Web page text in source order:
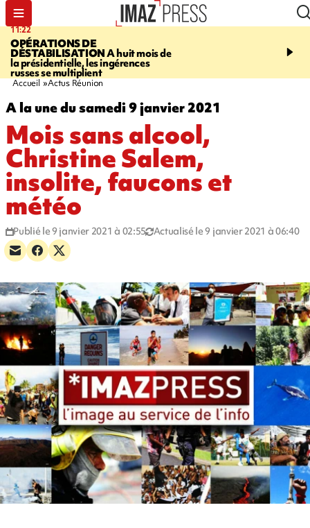
11:22
OPÉRATIONS DE
DÉSTABILISATIONA huit mois de
la présidentielle, les ingérences
russes se multiplient
14:51
Rivière triple champion
Accueil Actus Réunion
A la une du samedi 9 janvier 2021
Mois sans alcool,
Christine Salem,
insolite, faucons et
météo
Publié le 9 janvier 2021 à 02:55 Actualisé le 9 janvier 2021 à 06:40